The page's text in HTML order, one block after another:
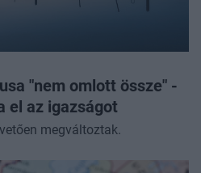
"nem omlott össze" -
el az igazságot
megváltoztak.